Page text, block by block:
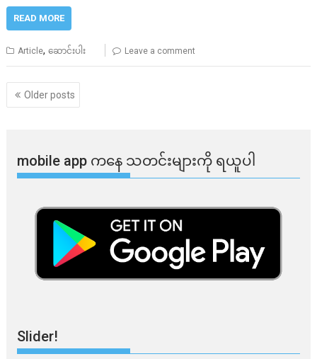
READ MORE
Article,ဆောင်းပါး Leave a comment
Posts
navigation
Older posts
mobile app ​​ကနေ ​​သတင်းများကို ရယူပါ
Slider!